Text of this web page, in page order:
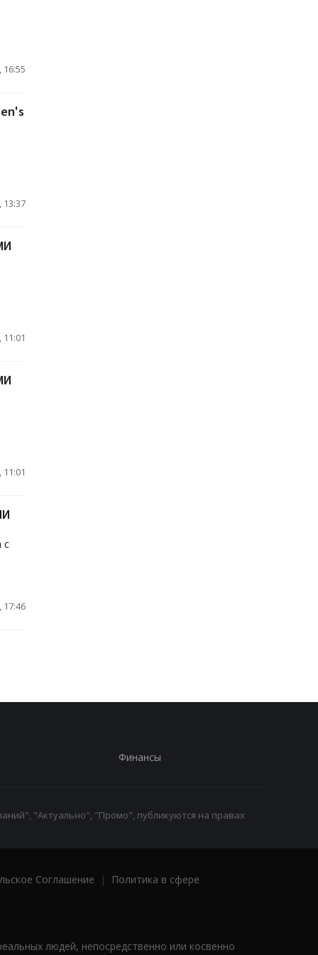
16:55
13:37
с
17:46
Финансы
"Актуально", "Промо", публикуются на правах
Соглашение |
Политика в сфере
людей, непосредственно или косвенно